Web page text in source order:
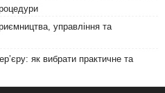
управління та
як вибрати практичне та